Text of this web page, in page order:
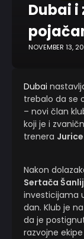
Dubai i
NOVEMBER 13,
Dubai
trebalo da se
– novi član
koji je i
trenera
Nakon
Sertača
investicijama
dan. Klub je
da je
razvojne ekipe